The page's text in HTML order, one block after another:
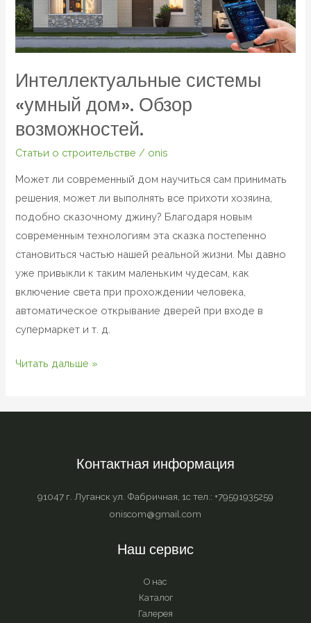
Интеллектуальные системы
«умный дом». Обзор
возможностей.
Статьи о строительстве / onis
Может ли современный дом научиться сам принимать
решения, может ли выполнять все прихоти хозяина,
подобно сказочному джину? Благодаря новым
современным технологиям эта сказка постепенно
становиться частью нашей реальной жизни. Мы давно
уже привыкли к таким маленьким чудесам, как
включение света при прохождении человека,
автоматическое открывание дверей при входе в
супермаркет и т. д.
Читать дальше »
Контактная информация
91047 г. Луганск ул. Фабричная, 1с тел.: +79591935259
oniscom@gmail.com
Наш сервис
О нас
Каталог
Галерея